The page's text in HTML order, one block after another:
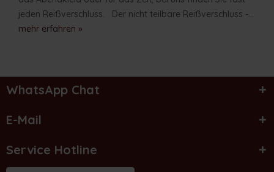
jeden Reißverschluss. Der nicht teilbare Reißverschluss -...
mehr erfahren »
WhatsApp Chat
E-Mail
Service Hotline